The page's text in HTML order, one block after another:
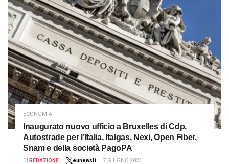
ECONOMIA
Inaugurato nuovo ufficio a Bruxelles di Cdp,
Autostrade per l’Italia, Italgas, Nexi, Open Fiber,
Snam e della società PagoPA
DI REDAZIONE eunewsit 7 GIUGNO 2023